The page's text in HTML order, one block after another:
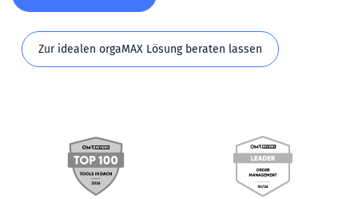
Zur idealen orgaMAX Lösung beraten lassen